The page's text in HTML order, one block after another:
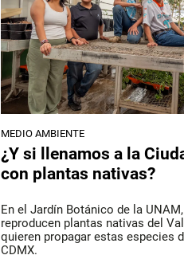
MEDIO AMBIENTE
¿Y si llenamos a la
con plantas nativas?
En el Jardín Botánico de la
reproducen plantas nativas del
quieren propagar estas especies
CDMX.